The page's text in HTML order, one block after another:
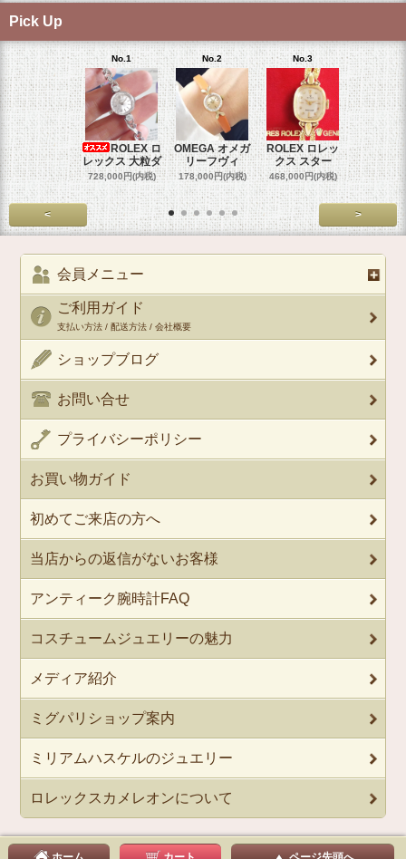
Pick Up
No.1
ROLEX ロ
レックス 大粒ダ
728,000円(内税)
No.2
OMEGA オメガ
リーフヴィ
178,000円(内税)
No.3
ROLEX ロレッ
クス スター
468,000円(内税)
No.4
ROLEX
クス
458,000円
< >
会員メニュー
ご利用ガイド
支払い方法 / 配送方法 / 会社概要
ショップブログ
お問い合せ
プライバシーポリシー
お買い物ガイド
初めてご来店の方へ
当店からの返信がないお客様
アンティーク腕時計FAQ
コスチュームジュエリーの魅力
メディア紹介
ミグパリショップ案内
ミリアムハスケルのジュエリー
ロレックスカメレオンについて